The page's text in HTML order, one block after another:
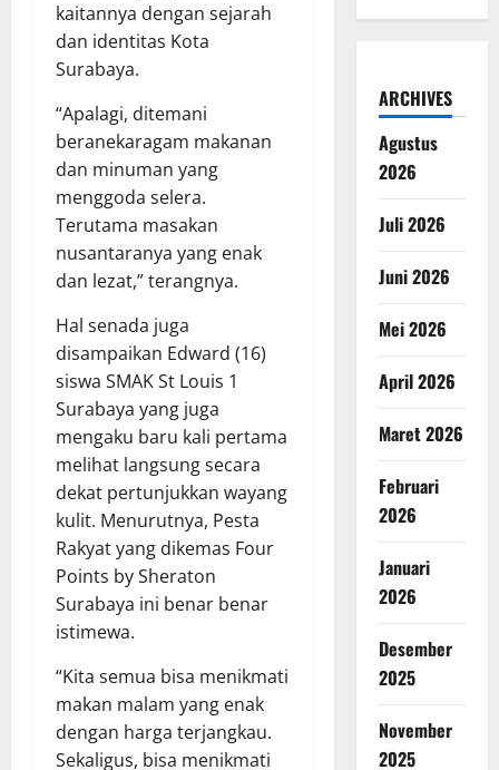
kaitannya dengan sejarah
dan identitas Kota
Surabaya.
“Apalagi, ditemani
beranekaragam makanan
dan minuman yang
menggoda selera.
Terutama masakan
nusantaranya yang enak
dan lezat,” terangnya.
Hal senada juga
disampaikan Edward (16)
siswa SMAK St Louis 1
Surabaya yang juga
mengaku baru kali pertama
melihat langsung secara
dekat pertunjukkan wayang
kulit. Menurutnya, Pesta
Rakyat yang dikemas Four
Points by Sheraton
Surabaya ini benar benar
istimewa.
“Kita semua bisa menikmati
makan malam yang enak
dengan harga terjangkau.
Sekaligus, bisa menikmati
ARCHIVES
Agustus
2026
Juli 2026
Juni 2026
Mei 2026
April 2026
Maret 2026
Februari
2026
Januari
2026
Desember
2025
November
2025